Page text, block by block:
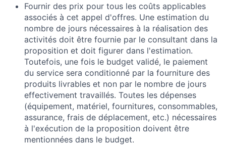
Fournir des prix pour tous les coûts applicables
associés à cet appel d'offres. Une estimation du
nombre de jours nécessaires à la réalisation des
activités doit être fournie par le consultant dans la
proposition et doit figurer dans l'estimation.
Toutefois, une fois le budget validé, le paiement
du service sera conditionné par la fourniture des
produits livrables et non par le nombre de jours
effectivement travaillés. Toutes les dépenses
(équipement, matériel, fournitures, consommables,
assurance, frais de déplacement, etc.) nécessaires
à l'exécution de la proposition doivent être
mentionnées dans le budget.